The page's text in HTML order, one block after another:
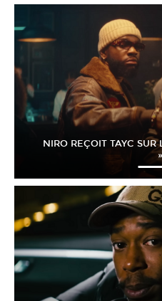
NIRO REÇOIT TAYC
»